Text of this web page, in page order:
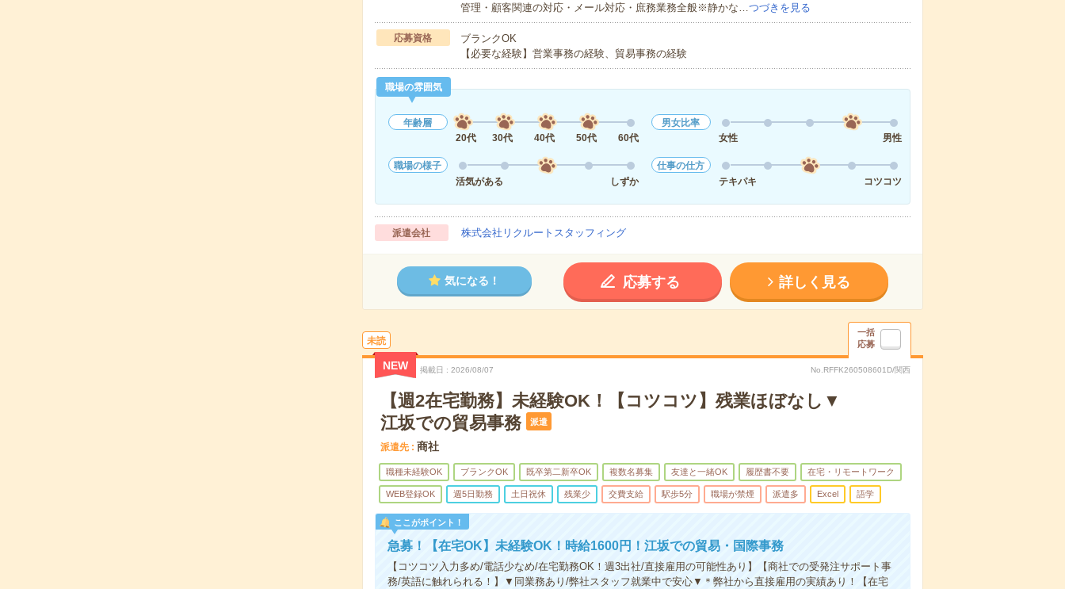
管理・顧客関連の対応・メール対応・庶務業務全般※静かな… つづきを見る
応募資格
ブランクOK
【必要な経験】営業事務の経験、貿易事務の経験
職場の雰囲気
年齢層
20代
30代 40代 50代 60代
男女比率
女性
男性
職場の様子
活気がある
しずか
仕事の仕方
テキパキ
コツコツ
派遣会社 株式会社リクルートスタッフィング
気になる！ 応募する 詳しく見る
未読
一括
応募
NEW 掲載日 2026/08/07 No.RFFK260508601D/関西
【週2在宅勤務】未経験OK！【コツコツ】残業ほぼなし▼
江坂での貿易事務
派遣
派遣先 商社
職種未経験OK ブランクOK 既卒第二新卒OK 複数名募集 友達と一緒OK 履歴書不要 在宅・リモートワーク
WEB登録OK 週5日勤務 土日祝休 残業少 交費支給 駅歩5分 職場が禁煙 派遣多 Excel 語学
ここがポイント！
急募！【在宅OK】未経験OK！時給1600円！江坂での貿易・国際事務
【コツコツ入力多め/電話少なめ/在宅勤務OK！週3出社/直接雇用の可能性あり】【商社での受発注サポート事
務/英語に触れられる！】▼同業務あり/弊社スタッフ就業中で安心▼＊弊社から直接雇用の実績あり！【在宅